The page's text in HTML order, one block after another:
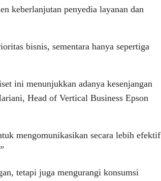
keberlanjutan penyedia layanan dan
bisnis, sementara hanya sepertiga
ini menunjukkan adanya kesenjangan
Head of Vertical Business Epson
mengomunikasikan secara lebih efektif
tetapi juga mengurangi konsumsi